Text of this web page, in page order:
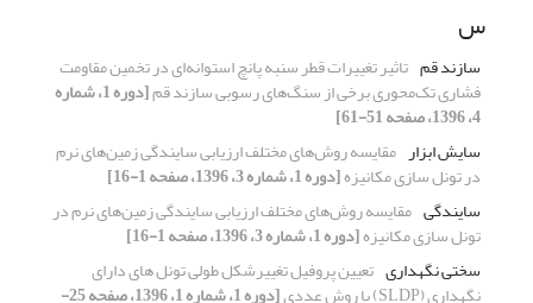
س
سازند قم تاثیر تغییرات قطر سنبه پانچ استوانه‌ای در تخمین مقاومت
فشاری تک‌محوری برخی از سنگ‌های رسوبی سازند قم [دوره 1، شماره
4، 1396، صفحه 51-61]
سایش ابزار مقایسه روش‌های مختلف ارزیابی سایندگی زمین‌های نرم
در تونل سازی مکانیزه[دوره 1، شماره 3، 1396، صفحه 1-16]
سایندگی مقایسه روش‌های مختلف ارزیابی سایندگی زمین‌های نرم در
تونل سازی مکانیزه[دوره 1، شماره 3، 1396، صفحه 1-16]
سختی نگهداری تعیین پروفیل تغییرشکل طولی تونل های دارای
نگهداری (SLDP) با روش عددی [دوره 1، شماره 1، 1396، صفحه 25-